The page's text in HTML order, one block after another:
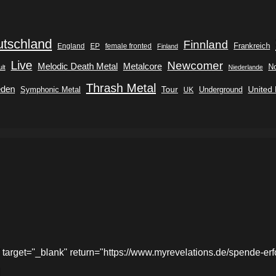
England EP female fronted Finland Finnland Frankreich
Live Melodic Death Metal Metalcore Newcomer Niederlande
Symphonic Metal Thrash Metal Tour UK Underground United
return="https://www.myrevelations.de/spende-